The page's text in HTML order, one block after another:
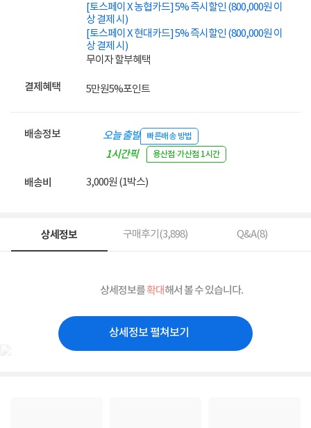
[토스페이 X 농협카드] 5% 즉시할인 (800,000원 이
상 결제 시)
[토스페이 X 현대카드] 5% 즉시할인 (800,000원 이
상 결제 시)
무이자 할부혜택
결제혜택 5만원5%포인트
배송정보 오늘 출발 빠른배송 방법
1시간픽
용산점·가산점 1시간
배송비 3,000원 (1박스)
상세정보 구매후기(3,898) Q&A(8)
상세정보를확대해서 볼 수 있습니다.
상세정보 펼쳐보기